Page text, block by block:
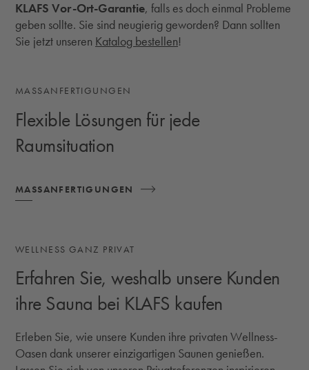
KLAFS Vor-Ort-Garantie, falls es doch einmal Probleme
geben sollte. Sie sind neugierig geworden? Dann sollten
Sie jetzt unseren Katalog bestellen!
MASSANFERTIGUNGEN
Flexible Lösungen für jede
Raumsituation
MASSANFERTIGUNGEN
WELLNESS GANZ PRIVAT
Erfahren Sie, weshalb unsere Kunden
ihre Sauna bei KLAFS kaufen
Erleben Sie, wie unsere Kunden ihre privaten Wellness-
Oasen dank unserer einzigartigen Saunen genießen.